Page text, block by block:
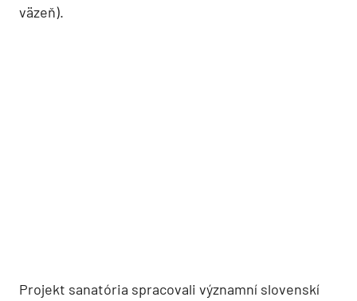
väzeň).
Projekt sanatória spracovali významní slovenskí